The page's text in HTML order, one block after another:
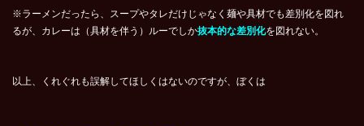
※ラーメンだったら、スープやタレだけじゃなく麺や具材でも差別化を図れ
るが、カレーは（具材を伴う）ルーでしか抜本的な差別化を図れない。
以上、くれぐれも誤解してほしくはないのですが、ぼくは